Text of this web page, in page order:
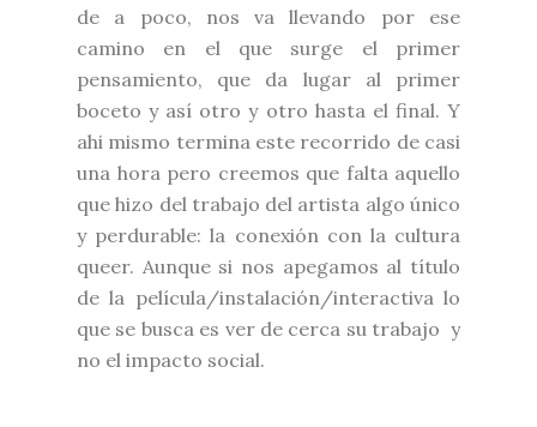
de a poco, nos va llevando por ese
camino en el que surge el primer
pensamiento, que da lugar al primer
boceto y así otro y otro hasta el final. Y
ahi mismo termina este recorrido de casi
una hora pero creemos que falta aquello
que hizo del trabajo del artista algo único
y perdurable: la conexión con la cultura
queer. Aunque si nos apegamos al título
de la película/instalación/interactiva lo
que se busca es ver de cerca su trabajo y
no el impacto social.